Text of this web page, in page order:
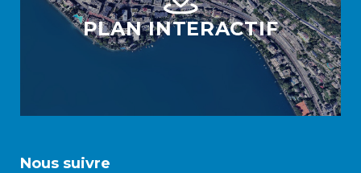
Population
Subventions, subsides, rabais
PLAN INTERACTIF
Nous suivre